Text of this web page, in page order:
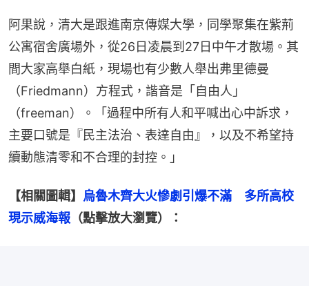
阿果說，清大是跟進南京傳媒大學，同學聚集在紫荊
公寓宿舍廣場外，從26日凌晨到27日中午才散場。其
間大家高舉白紙，現場也有少數人舉出弗里德曼
（Friedmann）方程式，諧音是「自由人」
（freeman）。「過程中所有人和平喊出心中訴求，
主要口號是『民主法治、表達自由』，以及不希望持
續動態清零和不合理的封控。」
【相關圖輯】 烏魯木齊大火慘劇引爆不滿　多所高校
現示威海報 （點擊放大瀏覽）：